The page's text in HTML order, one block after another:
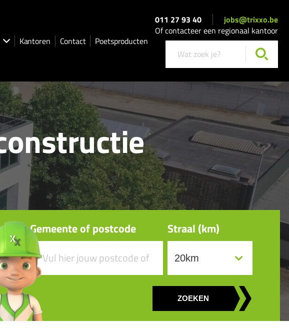
Kantoren Contact Poetsproducten
011 27 93 40
jobs@trixxo.be
Of contacteer een regionaal kantoor
Gemeente of postcode Straal (km)
ZOEKEN